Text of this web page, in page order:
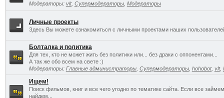
Модераторы: vlt, Супермодераторы, Модераторы
Личные проекты
Здесь Вы можете ознакомиться с личными проектами наших
Болталка и политика
Для тех, кто не может жить без политики или... без драки с оппонентами...
А так же обо всем на свете :)
Модераторы: Главные администраторы, Супермодераторы, hohobot, vlt,
Ищем!
Поиск фильмов, книг и все чего угодно по тематике сайта. Если все
найдем...